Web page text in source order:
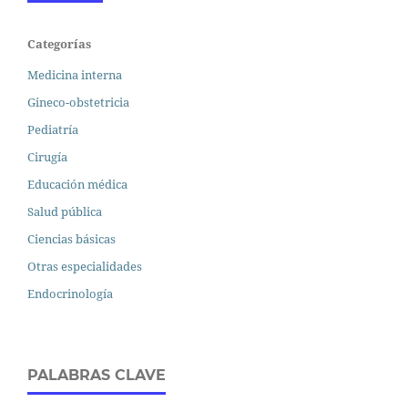
Categorías
Medicina interna
Gineco-obstetricia
Pediatría
Cirugía
Educación médica
Salud pública
Ciencias básicas
Otras especialidades
Endocrinología
PALABRAS CLAVE